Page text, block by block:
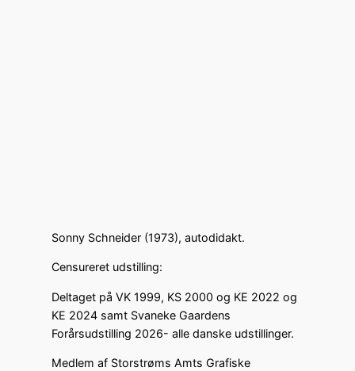
Sonny Schneider (1973), autodidakt.
Censureret udstilling:
Deltaget på VK 1999, KS 2000 og KE 2022 og
KE 2024 samt Svaneke Gaardens
Forårsudstilling 2026- alle danske udstillinger.
Medlem af Storstrøms Amts Grafiske